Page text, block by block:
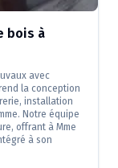
bois à
avec
la conception
installation
Notre équipe
offrant à Mme
à son